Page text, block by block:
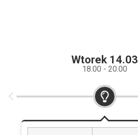
Wtorek 14.03
18.00 - 20.00